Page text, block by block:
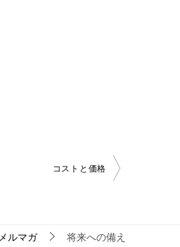
コストと価格
メルマガ 将来への備え